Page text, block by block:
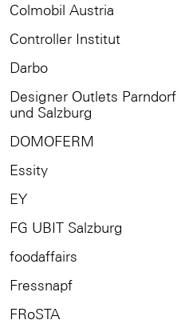
Colmobil Austria
Controller Institut
Darbo
Designer Outlets Parndorf
und Salzburg
DOMOFERM
Essity
EY
FG UBIT Salzburg
foodaffairs
Fressnapf
FRoSTA